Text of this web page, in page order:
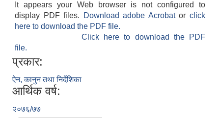
It appears your Web browser is not configured to
display PDF files.
Download adobe Acrobatorclick
here to download the PDF file.
Click here to download the PDF
file.
प्रकार:
ऐन, कानुन तथा निर्देशिका
आर्थिक वर्ष:
२०७६/७७